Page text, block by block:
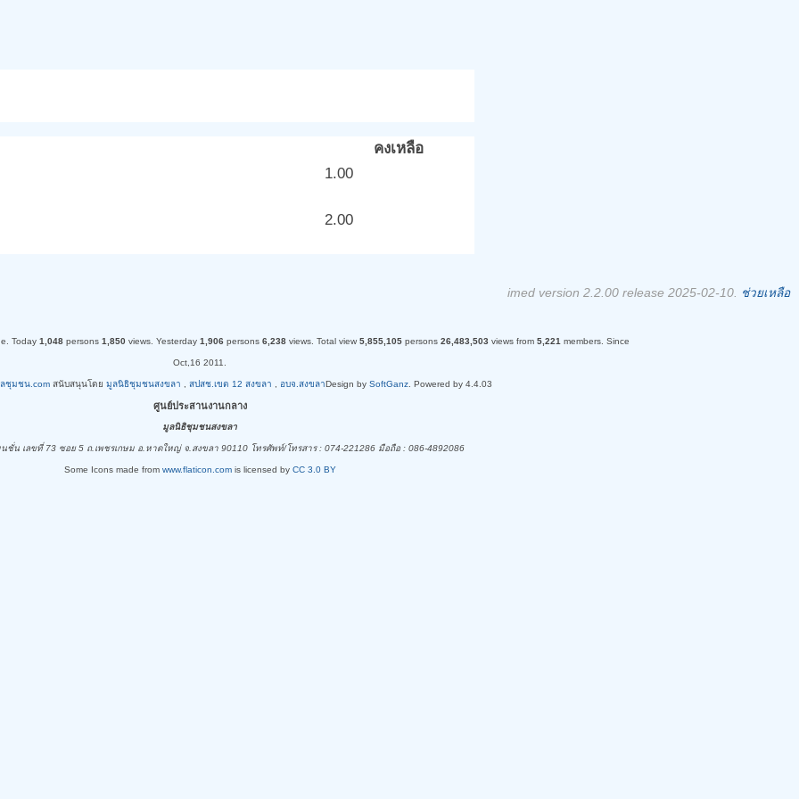
คงเหลือ
1.00
2.00
imed version 2.2.00 release 2025-02-10. ช่วยเหลือ
Today 1,048 persons 1,850 views. Yesterday 1,906 persons 6,238 views. Total view 5,855,105 persons 26,483,503 views from 5,221 members. Since
Oct,16 2011.
ชุมชน.comสนับสนุนโดย มูลนิธิชุมชนสงขลา สปสช.เขต 12 สงขลา อบจ.สงขลาDesign by SoftGanz. Powered by 4.4.03
ศูนย์ประสานงานกลาง
มูลนิธิชุมชนสงขลา
ชั่น เลขที่ 73 ซอย 5 ถ.เพชรเกษม อ.หาดใหญ่ จ.สงขลา 90110 โทรศัพท์/โทรสาร : 074-221286 มือถือ : 086-4892086
Some Icons made from www.flaticon.comis licensed by CC 3.0 BY